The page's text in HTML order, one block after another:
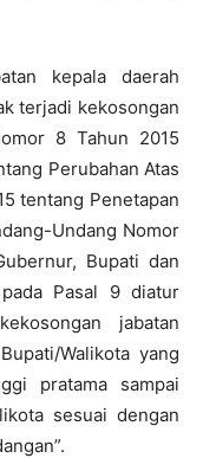
kepala daerah
terjadi kekosongan
8 Tahun 2015
Perubahan Atas
tentang Penetapan
Undang Nomor
Bupati dan
Pasal 9 diatur
jabatan
Walikota yang
pratama sampai
sesuai dengan